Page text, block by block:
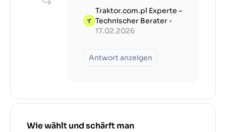
Traktor.com.pl Experte –
Technischer Berater •
17.02.2026
Antwort anzeigen
Wie wählt und schärft man